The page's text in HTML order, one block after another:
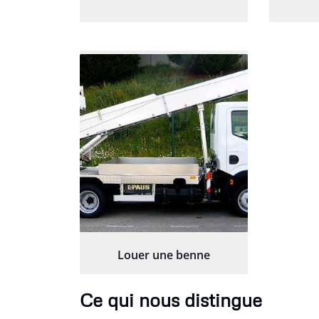
Louer une benne
Ce qui nous distingue